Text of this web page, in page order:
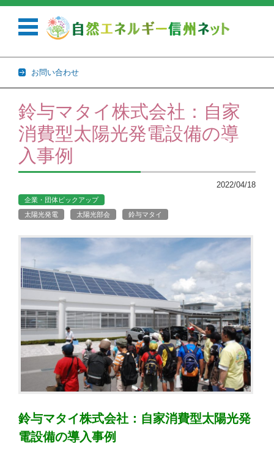
お問い合わせ
コンテンツに移動
鈴与マタイ株式会社：自家
消費型太陽光発電設備の導
入事例
2022/04/18
企業・団体ピックアップ
太陽光発電
太陽光部会 鈴与マタイ
鈴与マタイ株式会社：自家消費型太陽光発
電設備の導入事例